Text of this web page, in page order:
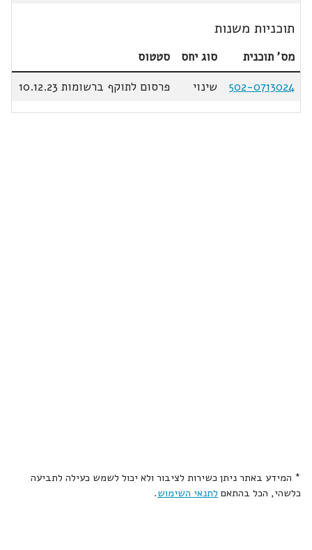
תוכניות משנות
מס' תוכנית סוג יחס
סטטוס
502-0713024
שינוי פרסום לתוקף ברשומות 10.12.23
* המידע באתר ניתן כשירות לציבור ולא יכול לשמש כעילה לתביעה
כלשהי, הכל בהתאם לתנאי השימוש.